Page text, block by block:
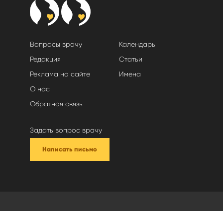
Вопросы врачу
Редакция
Реклама на сайте
О нас
Обратная связь
Календарь
Статьи
Имена
Задать вопрос врачу
Написать письмо